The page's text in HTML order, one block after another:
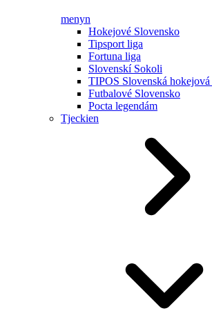
menyn
Hokejové Slovensko
Tipsport liga
Fortuna liga
Slovenskí Sokoli
TIPOS Slovenská hokejová
Futbalové Slovensko
Pocta legendám
Tjeckien